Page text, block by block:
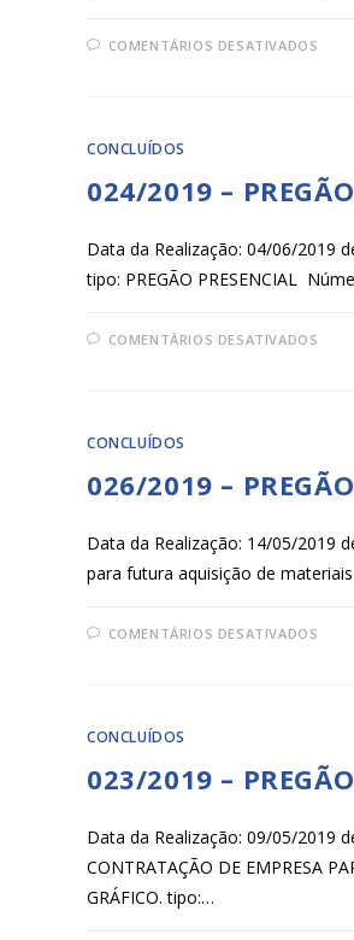
COMENTÁRIOS DESATIVADOS
CONCLUÍDOS
024/2019 –
Data da Realização: 04/06/2019
tipo: PREGÃO PRESENCIAL
COMENTÁRIOS DESATIVADOS
CONCLUÍDOS
026/2019 –
Data da Realização: 14/05/2019
para futura aquisição de
COMENTÁRIOS DESATIVADOS
CONCLUÍDOS
023/2019 –
Data da Realização: 09/05/2019
CONTRATAÇÃO DE EMPRESA
GRÁFICO. tipo:…